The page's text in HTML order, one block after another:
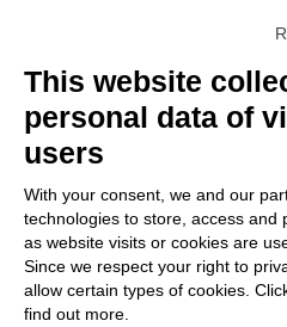
E-Book
MENTIONS LÉGALES
Politiques de confidentialité
Security Policy
Documentation contractuelle et
Conditions générales de livraison
This website
personal data of
users
With your consent, we and our
technologies to store, access and
as website visits or cookies are
Since we respect your right to
allow certain types of cookies.
find out more.